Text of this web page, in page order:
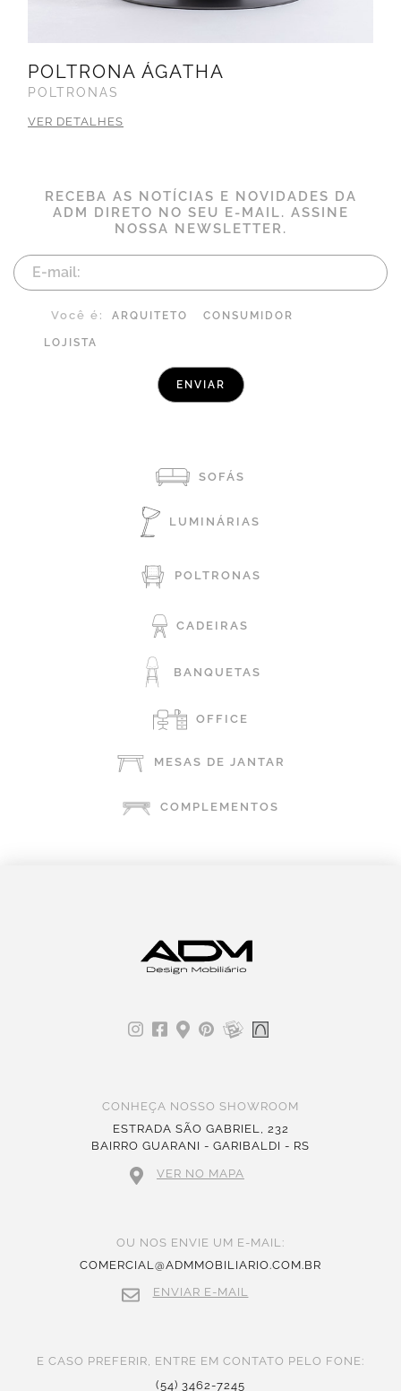
POLTRONA ÁGATHA
POLTRONAS
VER DETALHES
RECEBA AS NOTÍCIAS E NOVIDADES DA
ADM DIRETO NO SEU E-MAIL. ASSINE
NOSSA NEWSLETTER.
Você é: ARQUITETO CONSUMIDOR
LOJISTA
SOFÁS
LUMINÁRIAS
POLTRONAS
CADEIRAS
BANQUETAS
OFFICE
MESAS DE JANTAR
COMPLEMENTOS
CONHEÇA NOSSO SHOWROOM
ESTRADA SÃO GABRIEL, 232
BAIRRO GUARANI - GARIBALDI - RS
VER NO MAPA
OU NOS ENVIE UM E-MAIL:
COMERCIAL@ADMMOBILIARIO.COM.BR
ENVIAR E-MAIL
E CASO PREFERIR, ENTRE EM CONTATO PELO FONE:
(54) 3462-7245